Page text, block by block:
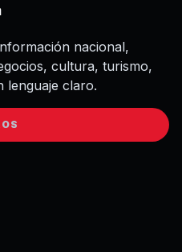
nacional,
cultura, turismo,
lenguaje claro.